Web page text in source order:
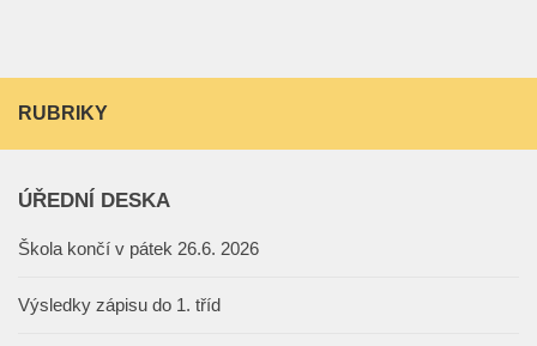
RUBRIKY
ÚŘEDNÍ DESKA
Škola končí v pátek 26.6. 2026
Výsledky zápisu do 1. tříd